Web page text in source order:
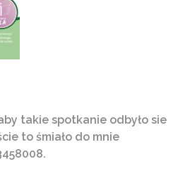
takie spotkanie odbyło sie
to śmiało do mnie